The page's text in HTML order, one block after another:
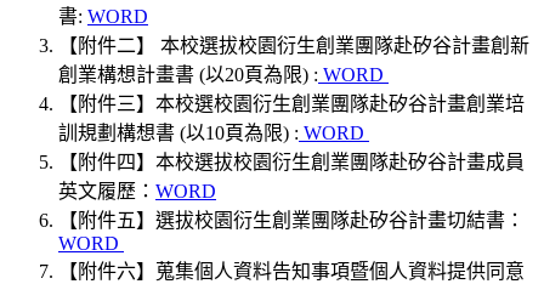
書​: WORD
【附件二】 本校選拔校園衍生創業團隊赴矽谷計畫創新
創業構想計畫書 (以20頁為限) ​: WORD
【附件三】本校選校園衍生創業團隊赴矽谷計畫創業培
訓規劃構想書 (以10頁為限) ​: WORD
【附件四】本校選拔校園衍生創業團隊赴矽谷計畫成員
英文履歷​： WORD
【附件五】選拔校園衍生創業團隊赴矽谷計畫切結書：
WORD
【附件六】蒐集個人資料告知事項暨個人資料提供同意